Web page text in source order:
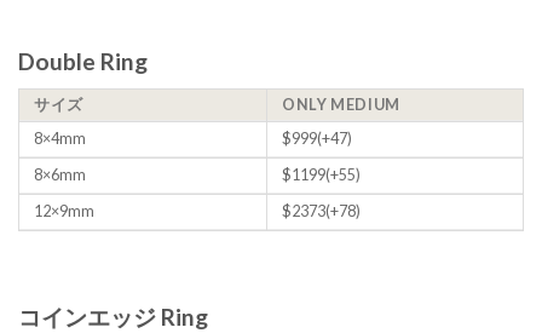
Double Ring
サイズ
ONLY MEDIUM
8×4mm
$999(+47)
8×6mm
$1199(+55)
12×9mm
$2373(+78)
コインエッジ Ring